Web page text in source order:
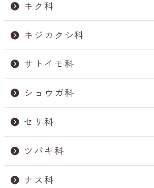
キク科
キジカクシ科
サトイモ科
ショウガ科
セリ科
ツバキ科
ナス科